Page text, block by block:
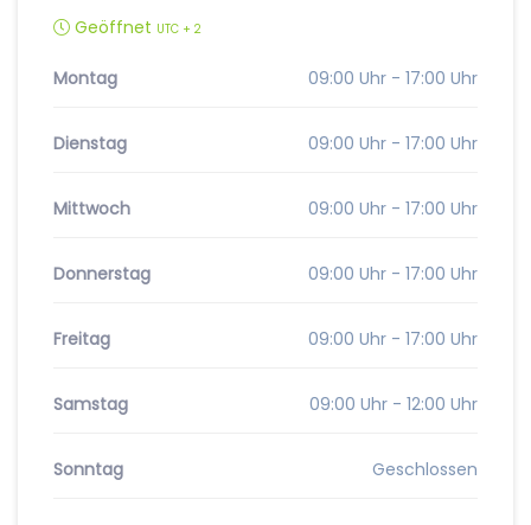
Geöffnet UTC + 2
Montag 09:00 Uhr - 17:00 Uhr
Dienstag 09:00 Uhr - 17:00 Uhr
Mittwoch 09:00 Uhr - 17:00 Uhr
Donnerstag 09:00 Uhr - 17:00 Uhr
Freitag 09:00 Uhr - 17:00 Uhr
Samstag 09:00 Uhr - 12:00 Uhr
Sonntag Geschlossen